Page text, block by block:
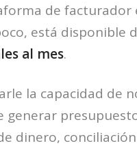
de facturador
está disponible
al mes.
la capacidad de
generar
dinero,